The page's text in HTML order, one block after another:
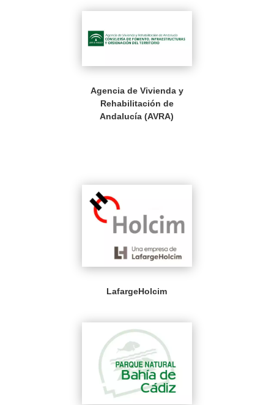
Agencia de Vivienda y
Rehabilitación de
Andalucía (AVRA)
LafargeHolcim